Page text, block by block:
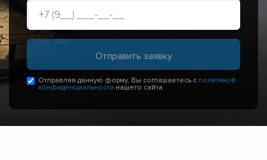
Отправляя данную форму, Вы соглашаетесь с политикой
конфиденциальности нашего сайта